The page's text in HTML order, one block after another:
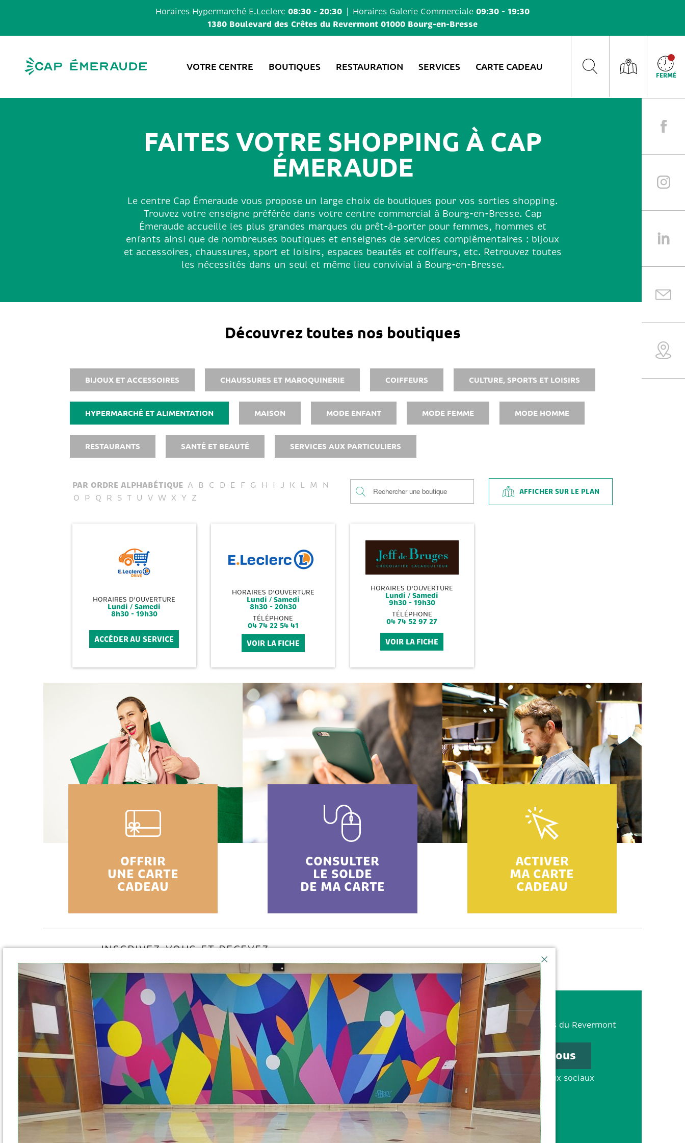
Horaires Hypermarché E.Leclerc 08:30 - 20:30 Horaires Galerie Commerciale 09:30 - 19:30
1380 Boulevard des Crêtes du Revermont 01000 Bourg-en-Bresse
VOTRE CENTRE BOUTIQUES RESTAURATION SERVICES CARTE CADEAU
FERMÉ
FAITES VOTRE SHOPPING À CAP
ÉMERAUDE
Le centre Cap Émeraude vous propose un large choix de boutiques pour vos sorties shopping.
Trouvez votre enseigne préférée dans votre centre commercial à Bourg-en-Bresse. Cap
Émeraude accueille les plus grandes marques du prêt-à-porter pour femmes, hommes et
enfants ainsi que de nombreuses boutiques et enseignes de services complémentaires : bijoux
et accessoires, chaussures, sport et loisirs, espaces beautés et coiffeurs, etc. Retrouvez toutes
les nécessités dans un seul et même lieu convivial à Bourg-en-Bresse.
Découvrez toutes nos boutiques
BIJOUX ET ACCESSOIRES CHAUSSURES ET MAROQUINERIE COIFFEURS CULTURE, SPORTS ET LOISIRS
HYPERMARCHÉ ET ALIMENTATION MAISON MODE ENFANT MODE FEMME MODE HOMME
RESTAURANTS SANTÉ ET BEAUTÉ SERVICES AUX PARTICULIERS
PAR ORDRE ALPHABÉTIQUE A B C D E F G H I J K L M
N
O P Q R S T U V W X Y Z
AFFICHER SUR LE PLAN
HORAIRES D'OUVERTURE
Lundi / Samedi
8h30 - 19h30
ACCÉDER AU SERVICE
HORAIRES D'OUVERTURE
Lundi / Samedi
8h30 - 20h30
TÉLÉPHONE
04 74 22 54 41
VOIR LA FICHE
HORAIRES D'OUVERTURE
Lundi / Samedi
9h30 - 19h30
TÉLÉPHONE
04 74 52 97 27
VOIR LA FICHE
OFFRIR
UNE CARTE
CADEAU
CONSULTER
LE SOLDE
DE MA CARTE
ACTIVER
MA CARTE
CADEAU
INSCRIVEZ-VOUS ET RECEVEZ
NOTRE NEWSLETTER
49 commerces &
restaurantsdans
votre centre
commercial
Espace emploi
1380 Boulevard des Crêtes du Revermont
01000 Bourg-en-Bresse
Contactez-nous
Suivez-nous sur les réseaux sociaux